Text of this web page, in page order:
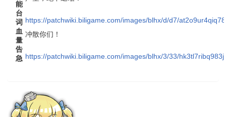
能
台
词 https://patchwiki.biligame.com/images/blhx/d/d7/
血
量
告
急
冲散你们！
https://patchwiki.biligame.com/images/blhx/3/33/